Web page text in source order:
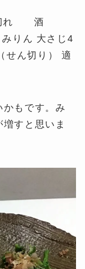
切れ 酒
りん 大さじ4
せん切り） 適
もです。み
すと思いま